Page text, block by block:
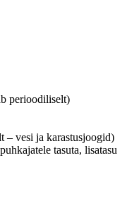
perioodiliselt)
– vesi ja karastusjoogid)
tasuta, lisatasu